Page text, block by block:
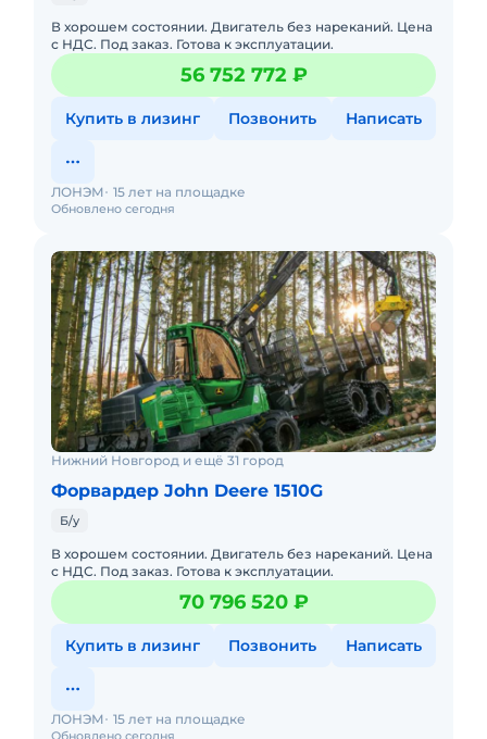
В хорошем состоянии. Двигатель без нареканий. Цена
с НДС. Под заказ. Готова к эксплуатации.
56 752 772 ₽
Купить в лизинг Позвонить Написать
Обновлено сегодня
ЛОНЭМ 15 лет на площадке
Нижний Новгород и ещё 31 город
Форвардер John Deere 1510G
Б/у
В хорошем состоянии. Двигатель без нареканий. Цена
с НДС. Под заказ. Готова к эксплуатации.
70 796 520 ₽
Купить в лизинг Позвонить Написать
Обновлено сегодня
ЛОНЭМ 15 лет на площадке